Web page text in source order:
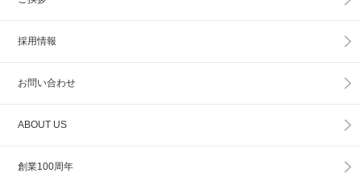
採用情報
お問い合わせ
ABOUT US
創業100周年